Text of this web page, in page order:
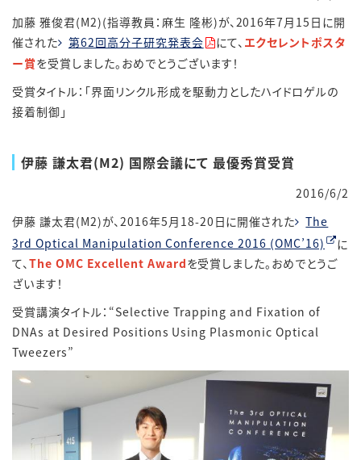
加藤 雅俊君(M2)(指導教員：麻生 隆彬)が、2016年7月15日に開
催された
第62回高分子研究発表会 にて、 エクセレントポスタ
ー賞を受賞しました。おめでとうございます！
受賞タイトル：「界面リンクル形成を駆動力としたハイドロゲルの
接着制御」
伊藤 謙太君(M2) 国際会議にて 最優秀賞受賞
2016/6/2
伊藤 謙太君(M2)が、2016年5月18-20日に開催された
The
3rd Optical Manipulation Conference 2016 (OMC’16)
に
て、The OMC Excellent Awardを受賞しました。おめでとうご
ざいます！
受賞講演タイトル：“Selective Trapping and Fixation of
DNAs at Desired Positions Using Plasmonic Optical
Tweezers”